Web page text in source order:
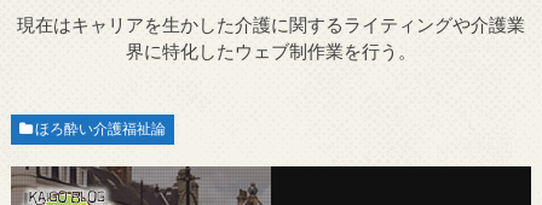
現在はキャリアを生かした介護に関するライティングや介護業
界に特化したウェブ制作業を行う。
ほろ酔い介護福祉論